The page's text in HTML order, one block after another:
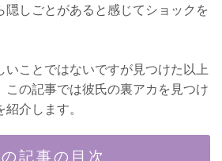
しごとがあると感じてショックを
いことではないですが見つけた以上
この記事では彼氏の裏アカを見つけ
介します。
記事の目次